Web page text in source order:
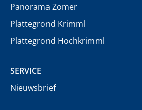
Panorama Zomer
Plattegrond Krimml
Plattegrond Hochkrimml
SERVICE
Nieuwsbrief